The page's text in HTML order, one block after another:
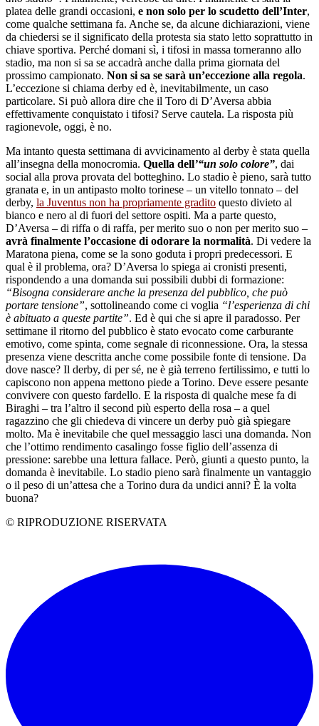
platea delle grandi occasioni, e non solo per lo scudetto dell’Inter,
come qualche settimana fa. Anche se, da alcune dichiarazioni, viene
da chiedersi se il significato della protesta sia stato letto soprattutto in
chiave sportiva. Perché domani sì, i tifosi in massa torneranno allo
stadio, ma non si sa se accadrà anche dalla prima giornata del
prossimo campionato. Non si sa se sarà un’eccezione alla regola.
L’eccezione si chiama derby ed è, inevitabilmente, un caso
particolare. Si può allora dire che il Toro di D’Aversa abbia
effettivamente conquistato i tifosi? Serve cautela. La risposta più
ragionevole, oggi, è no.
Ma intanto questa settimana di avvicinamento al derby è stata quella
all’insegna della monocromia. Quella dell’“un solo colore”, dai
social alla prova provata del botteghino. Lo stadio è pieno, sarà tutto
granata e, in un antipasto molto torinese – un vitello tonnato – del
derby, la Juventus non ha propriamente gradito questo divieto al
bianco e nero al di fuori del settore ospiti. Ma a parte questo,
D’Aversa – di riffa o di raffa, per merito suo o non per merito suo –
avrà finalmente l’occasione di odorare la normalità. Di vedere la
Maratona piena, come se la sono goduta i propri predecessori. E
qual è il problema, ora? D’Aversa lo spiega ai cronisti presenti,
rispondendo a una domanda sui possibili dubbi di formazione:
“Bisogna considerare anche la presenza del pubblico, che può
portare tensione”, sottolineando come ci voglia “l’esperienza di chi
è abituato a queste partite”. Ed è qui che si apre il paradosso. Per
settimane il ritorno del pubblico è stato evocato come carburante
emotivo, come spinta, come segnale di riconnessione. Ora, la stessa
presenza viene descritta anche come possibile fonte di tensione. Da
dove nasce? Il derby, di per sé, ne è già terreno fertilissimo, e tutti lo
capiscono non appena mettono piede a Torino. Deve essere pesante
convivere con questo fardello. E la risposta di qualche mese fa di
Biraghi – tra l’altro il second più esperto della rosa – a quel
ragazzino che gli chiedeva di vincere un derby può già spiegare
molto. Ma è inevitabile che quel messaggio lasci una domanda. Non
che l’ottimo rendimento casalingo fosse figlio dell’assenza di
pressione: sarebbe una lettura fallace. Però, giunti a questo punto, la
domanda è inevitabile. Lo stadio pieno sarà finalmente un vantaggio
o il peso di un’attesa che a Torino dura da undici anni? È la volta
buona?
© RIPRODUZIONE RISERVATA